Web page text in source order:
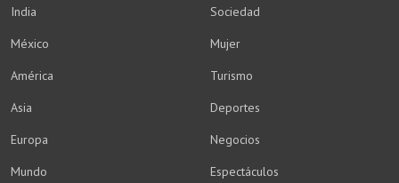
India
México
América
Asia
Europa
Mundo
Sociedad
Mujer
Turismo
Deportes
Negocios
Espectáculos